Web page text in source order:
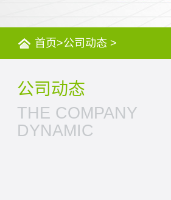
首页>公司动态 >
公司动态
THE COMPANY
DYNAMIC